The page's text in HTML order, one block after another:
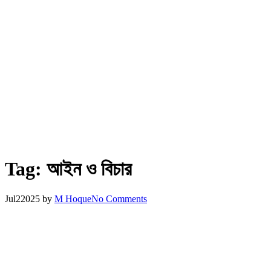
Tag: আইন ও বিচার
Jul22025 by M HoqueNo Comments